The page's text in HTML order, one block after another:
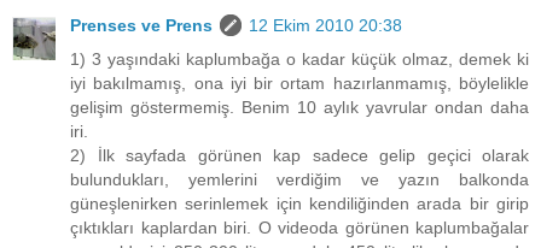
Prenses ve Prens
12 Ekim 2010 20:38
1) 3 yaşındaki kaplumbağa o kadar küçük olmaz, demek ki
iyi bakılmamış, ona iyi bir ortam hazırlanmamış, böylelikle
gelişim göstermemiş. Benim 10 aylık yavrular ondan daha
iri.
2) İlk sayfada görünen kap sadece gelip geçici olarak
bulundukları, yemlerini verdiğim ve yazın balkonda
güneşlenirken serinlemek için kendiliğinden arada bir girip
çıktıkları kaplardan biri. O videoda görünen kaplumbağalar